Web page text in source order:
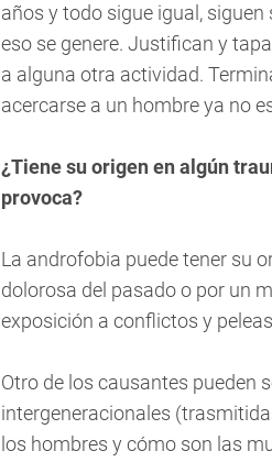
años y todo sigue igual,
eso se genere. Justifican y
a alguna otra actividad.
acercarse a un hombre ya no
¿Tiene su origen en algún
provoca?
La androfobia puede tener su
dolorosa del pasado o por un
exposición a conflictos y
Otro de los causantes pueden
intergeneracionales
los hombres y cómo son las